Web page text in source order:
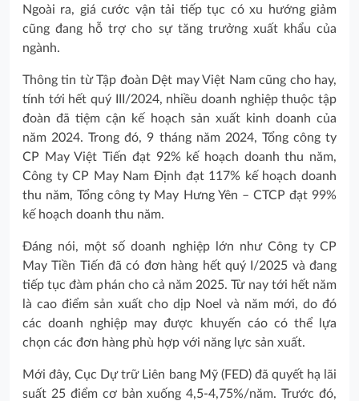
Ngoài ra, giá cước vận tải tiếp tục có xu hướng giảm
cũng đang hỗ trợ cho sự tăng trưởng xuất khẩu của
ngành.
Thông tin từ Tập đoàn Dệt may Việt Nam cũng cho hay,
tính tới hết quý III/2024, nhiều doanh nghiệp thuộc tập
đoàn đã tiệm cận kế hoạch sản xuất kinh doanh của
năm 2024. Trong đó, 9 tháng năm 2024, Tổng công ty
CP May Việt Tiến đạt 92% kế hoạch doanh thu năm,
Công ty CP May Nam Định đạt 117% kế hoạch doanh
thu năm, Tổng công ty May Hưng Yên – CTCP đạt 99%
kế hoạch doanh thu năm.
Đáng nói, một số doanh nghiệp lớn như Công ty CP
May Tiền Tiến đã có đơn hàng hết quý I/2025 và đang
tiếp tục đàm phán cho cả năm 2025. Từ nay tới hết năm
là cao điểm sản xuất cho dịp Noel và năm mới, do đó
các doanh nghiệp may được khuyến cáo có thể lựa
chọn các đơn hàng phù hợp với năng lực sản xuất.
Mới đây, Cục Dự trữ Liên bang Mỹ (FED) đã quyết hạ lãi
suất 25 điểm cơ bản xuống 4,5-4,75%/năm. Trước đó,